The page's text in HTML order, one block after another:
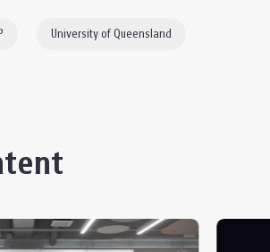
University of Queensland